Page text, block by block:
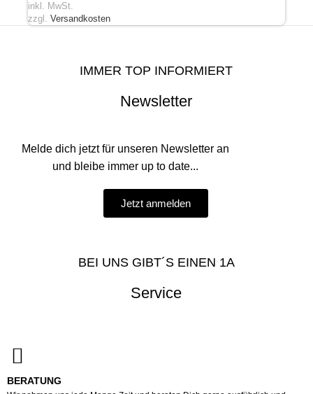
inkl. MwSt.
zzgl. Versandkosten
IMMER TOP INFORMIERT
Newsletter
Melde dich jetzt für unseren Newsletter an
und bleibe immer up to date...
Jetzt anmelden
BEI UNS GIBT´S EINEN 1A
Service
BERATUNG